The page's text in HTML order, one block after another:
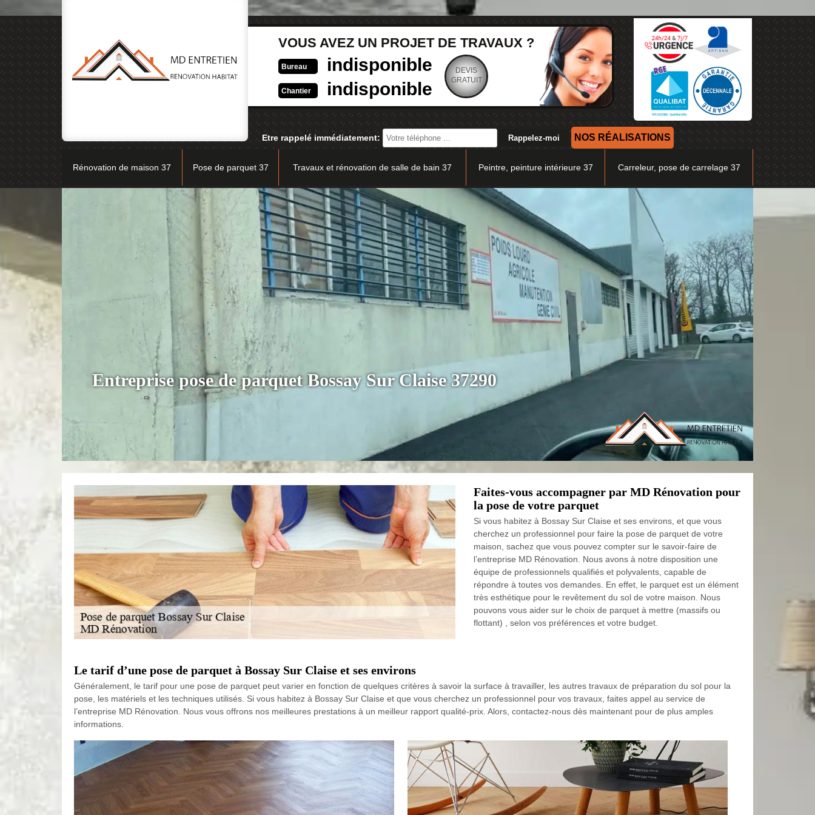
VOUS AVEZ UN PROJET DE TRAVAUX ?
Bureau indisponible
Chantier indisponible
DEVIS
GRATUIT
Etre rappelé immédiatement: NOS RÉALISATIONS
Rénovation de maison 37 Pose de parquet 37 Travaux et rénovation de salle de bain 37 Peintre, peinture intérieure 37 Carreleur, pose de carrelage 37
Entreprise pose de parquet Bossay Sur Claise 37290
Faites-vous accompagner par MD Rénovation pour
la pose de votre parquet
Si vous habitez à Bossay Sur Claise et ses environs, et que vous
cherchez un professionnel pour faire la pose de parquet de votre
maison, sachez que vous pouvez compter sur le savoir-faire de
l’entreprise MD Rénovation. Nous avons à notre disposition une
équipe de professionnels qualifiés et polyvalents, capable de
répondre à toutes vos demandes. En effet, le parquet est un élément
très esthétique pour le revêtement du sol de votre maison. Nous
pouvons vous aider sur le choix de parquet à mettre (massifs ou
flottant) , selon vos préférences et votre budget.
Le tarif d’une pose de parquet à Bossay Sur Claise et ses environs
Généralement, le tarif pour une pose de parquet peut varier en fonction de quelques critères à savoir la surface à travailler, les autres travaux de préparation du sol pour la
pose, les matériels et les techniques utilisés. Si vous habitez à Bossay Sur Claise et que vous cherchez un professionnel pour vos travaux, faites appel au service de
l’entreprise MD Rénovation. Nous vous offrons nos meilleures prestations à un meilleur rapport qualité-prix. Alors, contactez-nous dès maintenant pour de plus amples
informations.